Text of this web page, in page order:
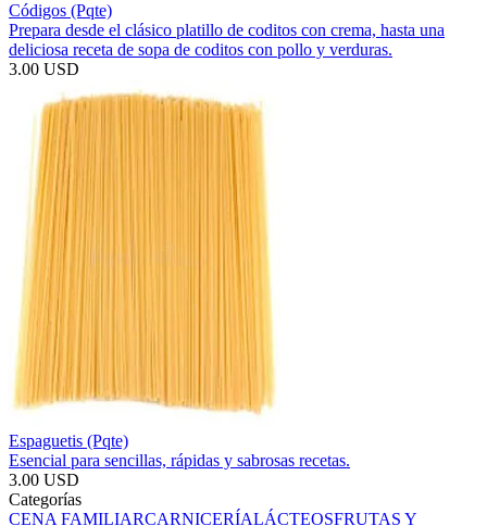
Códigos (Pqte)
Prepara desde el clásico platillo de coditos con crema, hasta una
deliciosa receta de sopa de coditos con pollo y verduras.
3.00 USD
Espaguetis (Pqte)
Esencial para sencillas, rápidas y sabrosas recetas.
3.00 USD
Categorías
CENA FAMILIARCARNICERÍALÁCTEOSFRUTAS Y